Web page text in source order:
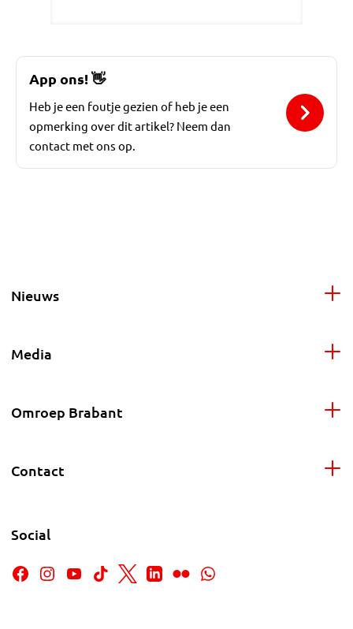
App ons!👋
Heb je een foutje gezien of heb je een
opmerking over dit artikel? Neem dan
contact met ons op.
Nieuws
Media
Omroep Brabant
Contact
Social